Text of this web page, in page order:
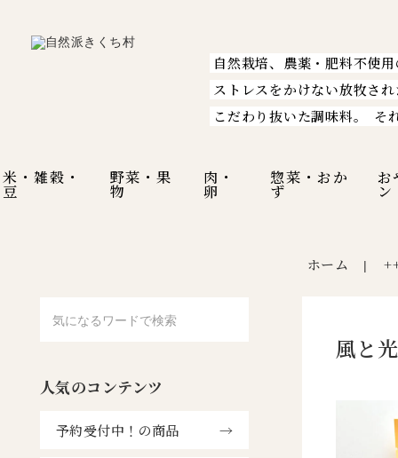
自然栽培、農薬・肥料不使
ストレスをかけない放牧さ
こだわり抜いた調味料。
そ
米・雑穀・
豆
野菜・果
物
肉・
卵
惣菜・おか
ず
お
ン
ホーム |
風と
人気のコンテンツ
予約受付中！の商品